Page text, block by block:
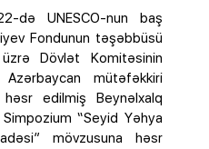
də UNESCO-nun baş
Fondunun təşəbbüsü
Dövlət Komitəsinin
Azərbaycan mütəfəkkiri
edilmiş Beynəlxalq
“Seyid Yəhya
mövzusuna həsr